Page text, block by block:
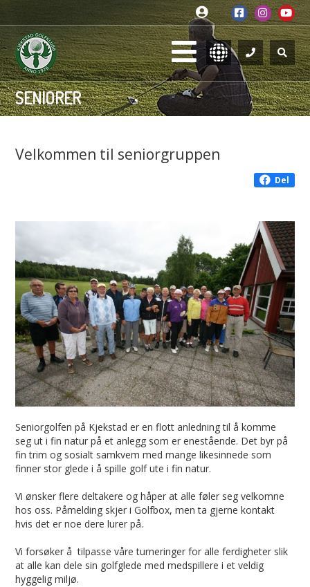
SENIORER
Velkommen til seniorgruppen
Del
Seniorgolfen på Kjekstad er en flott anledning til å komme
seg ut i fin natur på et anlegg som er enestående. Det byr på
fin trim og sosialt samkvem med mange likesinnede som
finner stor glede i å spille golf ute i fin natur.
Vi ønsker flere deltakere og håper at alle føler seg velkomne
hos oss. Påmelding skjer i Golfbox, men ta gjerne kontakt
hvis det er noe dere lurer på.
Vi forsøker å tilpasse våre turneringer for alle ferdigheter slik
at alle kan dele sin golfglede med medspillere i et veldig
hyggelig miljø.